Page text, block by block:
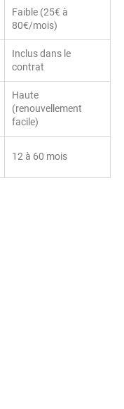
Faible (25€ à
80€/mois)
Inclus dans le
contrat
Haute
(renouvellement
facile)
12 à 60 mois